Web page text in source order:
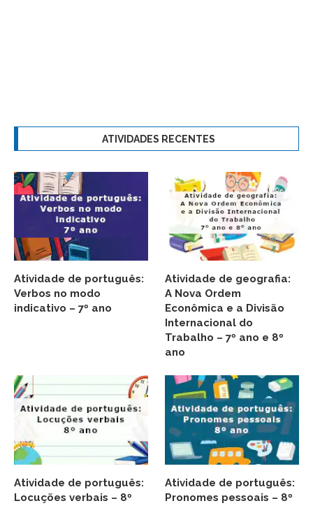
ATIVIDADES RECENTES
Atividade de português:
Verbos no modo
indicativo – 7º ano
Atividade de geografia:
A Nova Ordem
Econômica e a Divisão
Internacional do
Trabalho – 7º ano e 8º
ano
Atividade de português:
Locuções verbais – 8º
Atividade de português:
Pronomes pessoais – 8º